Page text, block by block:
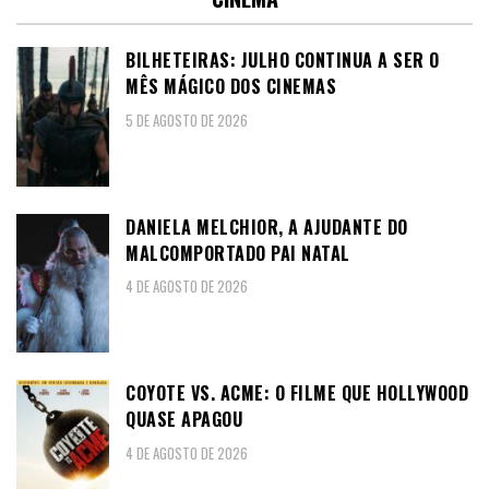
BILHETEIRAS: JULHO CONTINUA A SER O
MÊS MÁGICO DOS CINEMAS
5 DE AGOSTO DE 2026
DANIELA MELCHIOR, A AJUDANTE DO
MALCOMPORTADO PAI NATAL
4 DE AGOSTO DE 2026
COYOTE VS. ACME: O FILME QUE HOLLYWOOD
QUASE APAGOU
4 DE AGOSTO DE 2026